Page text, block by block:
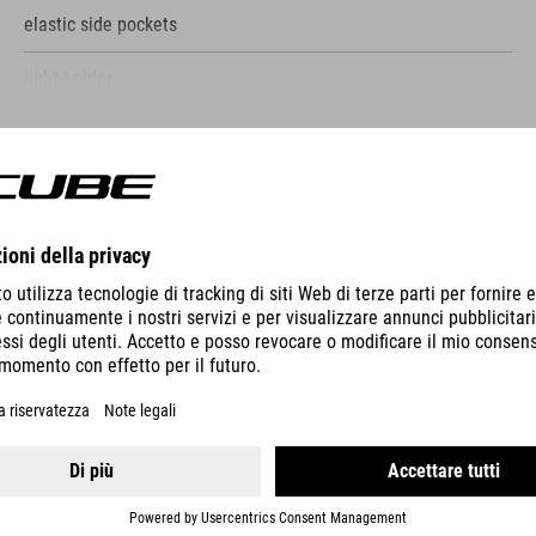
elastic side pockets
reflective elements
mesh back system
CASCO LINOK